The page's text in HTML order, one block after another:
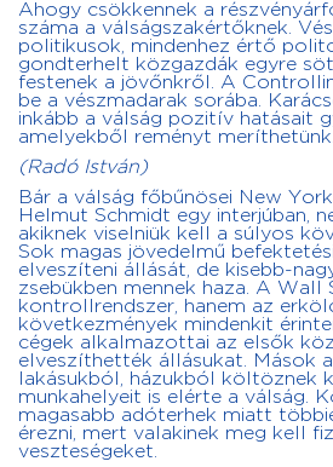
Ahogy csökkennek a
száma a válságszakértőknek.
politikusok, mindenhez értő
gondterhelt közgazdák egyre
festenek a jövőnkről. A
be a vészmadarak sorába.
inkább a válság pozitív hatásait
amelyekből reményt meríthetünk.
(Radó István)
Bár a válság főbűnösei New
Helmut Schmidt egy interjúban,
akiknek viselniük kell a súlyos
Sok magas jövedelmű
elveszíteni állását, de kisebb-
zsebükben mennek haza. A Wall
kontrollrendszer, hanem az
következmények mindenkit
cégek alkalmazottai az elsők
elveszíthették állásukat. Mások
lakásukból, házukból költöznek
munkahelyeit is elérte a válság.
magasabb adóterhek miatt
érezni, mert valakinek meg kell
veszteségeket.